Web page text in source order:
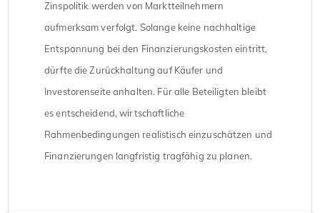
Zinspolitik werden von Marktteilnehmern
aufmerksam verfolgt. Solange keine nachhaltige
Entspannung bei den Finanzierungskosten eintritt,
dürfte die Zurückhaltung auf Käufer und
Investorenseite anhalten. Für alle Beteiligten bleibt
es entscheidend, wirtschaftliche
Rahmenbedingungen realistisch einzuschätzen und
Finanzierungen langfristig tragfähig zu planen.